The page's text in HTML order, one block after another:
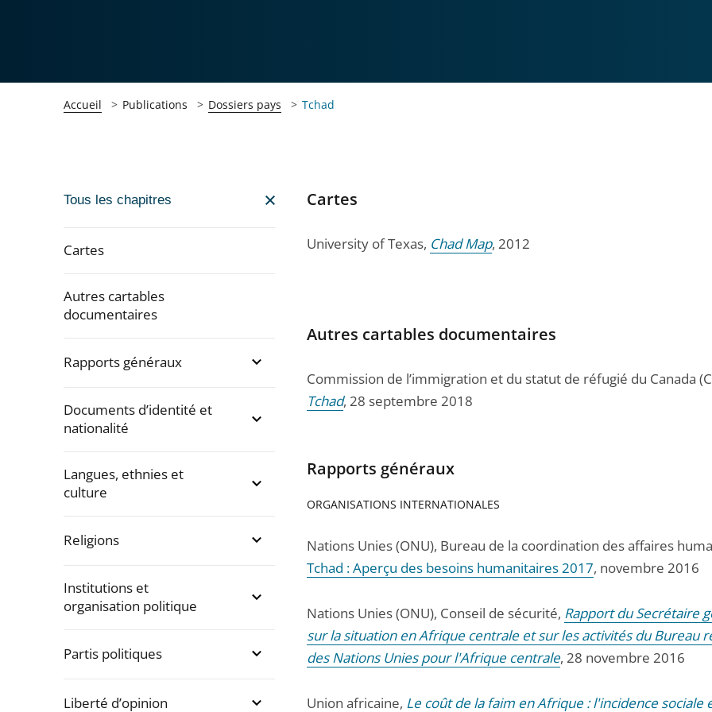
Accueil Publications Dossiers pays Tchad
Passer
navigation
l'article
pour
après
Tous les chapitres
Cartes
Autres cartables
documentaires
Rapports généraux
Documents d’identité et
nationalité
Langues, ethnies et
culture
Religions
Institutions et
organisation politique
Partis politiques
Liberté d’opinion
Cartes
University of Texas, Chad Map, 2012
Autres cartables documentaires
Commission de l’immigration et du statut de réfugié du Canada
Tchad, 28 septembre 2018
Rapports généraux
ORGANISATIONS INTERNATIONALES
Nations Unies (ONU), Bureau de la coordination des affaires
Tchad : Aperçu des besoins humanitaires 2017, novembre 2016
Nations Unies (ONU), Conseil de sécurité, Rapport du Secrétaire
sur la situation en Afrique centrale et sur les activités du Bureau
des Nations Unies pour l'Afrique centrale, 28 novembre 2016
Union africaine, Le coût de la faim en Afrique : l'incidence sociale